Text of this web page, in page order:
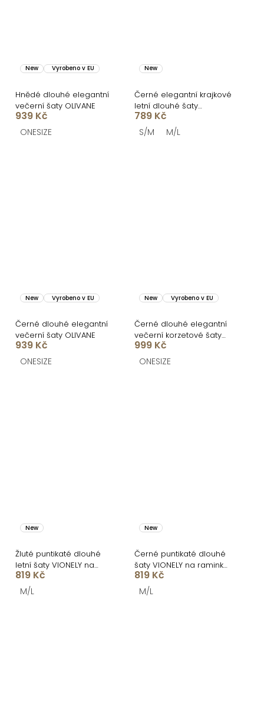
New Vyrobeno v EU
Hnědé dlouhé elegantní
večerní šaty OLIVANE
939 Kč
ONESIZE
New
Černé elegantní krajkové
letní dlouhé šaty
MALLONE
789 Kč
S/M M/L
New Vyrobeno v EU
Černé dlouhé elegantní
večerní šaty OLIVANE
939 Kč
ONESIZE
New Vyrobeno v EU
Černé dlouhé elegantní
večerní korzetové šaty
MIRELLA
999 Kč
ONESIZE
New
Žluté puntikaté dlouhé
letní šaty VIONELY na
ramínka
819 Kč
M/L
New
Černé puntikaté dlouhé
šaty VIONELY na raminka
a krajkou
819 Kč
M/L